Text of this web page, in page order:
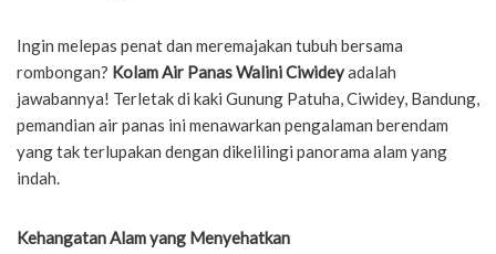
Ingin melepas penat dan meremajakan tubuh bersama
rombongan? Kolam Air Panas Walini Ciwideyadalah
jawabannya! Terletak di kaki Gunung Patuha, Ciwidey, Bandung,
pemandian air panas ini menawarkan pengalaman berendam
yang tak terlupakan dengan dikelilingi panorama alam yang
indah.
Kehangatan Alam yang Menyehatkan